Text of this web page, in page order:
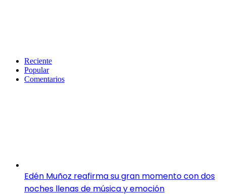
Reciente
Popular
Comentarios
Edén Muñoz reafirma su gran momento con dos
noches llenas de música y emoción